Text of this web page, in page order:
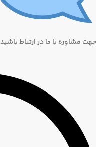
جهت مشاوره با ما در ارتباط باشید